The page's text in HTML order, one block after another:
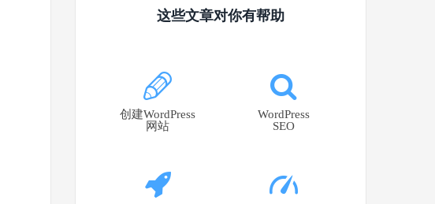
这些文章对你有帮助
创建WordPress
网站
WordPress
SEO